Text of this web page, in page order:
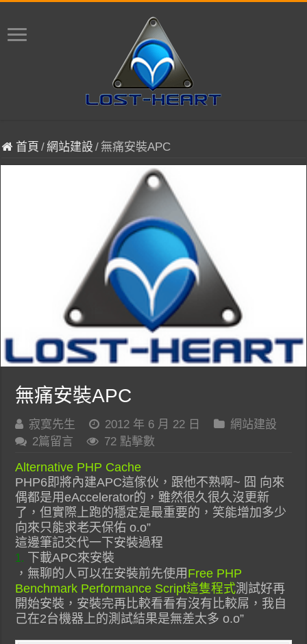
首頁 /網站建設 / 無痛安裝APC
無痛安裝APC
寂寞先生 2012 年 6 月 22 日
網站建設
2篇留言
72 點擊數
Alternative PHP Cache
PHP6即將內建APC這傢伙，跟他不熟啊~ 囧 向來
偶都是用eAccelerator的，雖然很久很久沒更新
了，但實際上跑的穩定是最重要的，笑能增加多少
向來只能求老天保佑 o.o”
這邊筆記交代一下安裝過程
1. 下載APC來安裝
，無聊的人可以在安裝前先使用 Free PHP
Benchmark Performance Script這隻程式測試好再
開始安裝，安裝完再比較看看有沒有比較屌，我自
己在2台機器上的測試結果是無差太多 o.o”